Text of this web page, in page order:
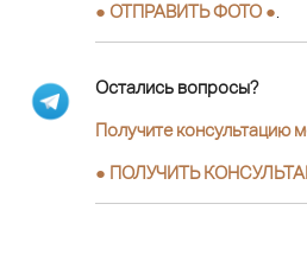
● ОТПРАВИТЬ ФОТО ●
Остались вопросы?
Получите консультацию
● ПОЛУЧИТЬ